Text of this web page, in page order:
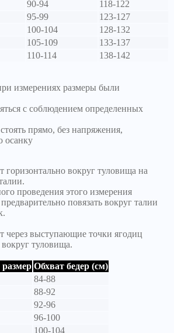
90-94
118-122
95-99
123-127
100-104
128-132
105-109
133-137
110-114
138-142
измерениях размеры были
с соблюдением определенных
прямо, без напряжения,
осанку
горизонтально вокруг туловища на
проведения этого измерения
повязать вокруг талии
через выступающие точки ягодиц
туловища.
размер Обхват бедер (см)
84-88
88-92
92-96
96-100
100-104